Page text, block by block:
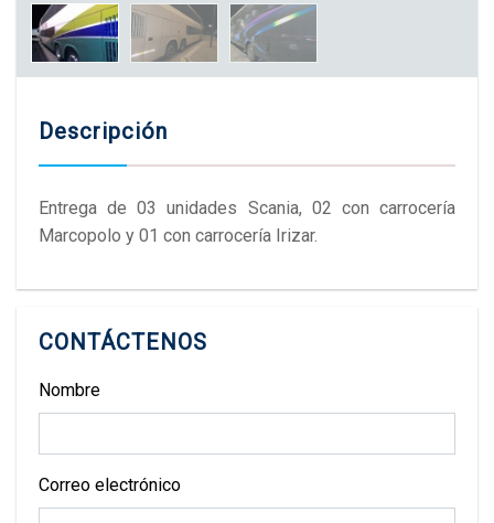
Descripción
Entrega de 03 unidades Scania, 02 con carrocería
Marcopolo y 01 con carrocería Irizar.
CONTÁCTENOS
Nombre
Correo electrónico